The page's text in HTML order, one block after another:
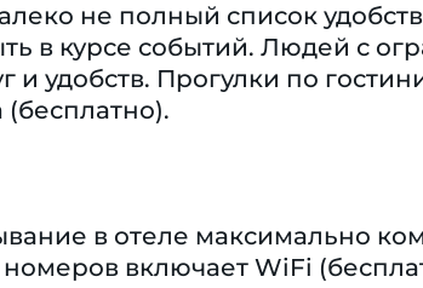
не полный список
в курсе событий. Людей с
удобств. Прогулки по
(бесплатно).
в отеле максимально
включает WiFi